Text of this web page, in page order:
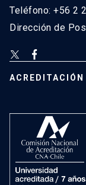
Teléfono: +56 2
Dirección de
ACREDITACIÓN